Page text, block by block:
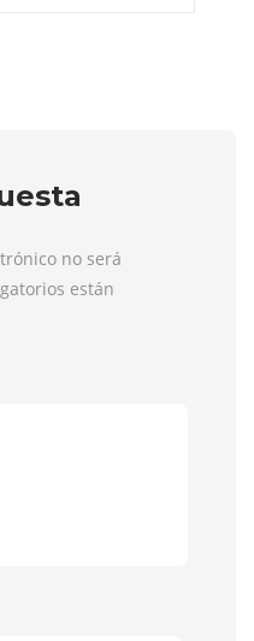
no será
están